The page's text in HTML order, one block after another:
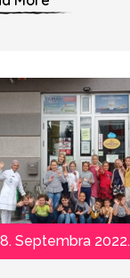
Septembra 2022.